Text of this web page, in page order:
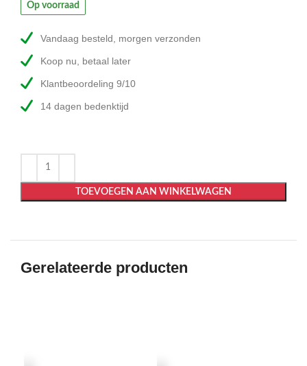
Op voorraad
Vandaag besteld, morgen verzonden
Koop nu, betaal later
Klantbeoordeling 9/10
14 dagen bedenktijd
TOEVOEGEN AAN WINKELWAGEN
Gerelateerde producten